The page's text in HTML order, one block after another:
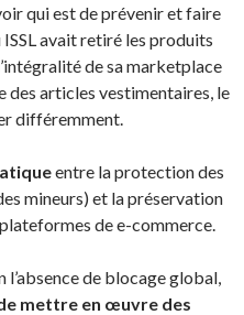
qui est de prévenir et faire
avait retiré les produits
de sa marketplace
des articles vestimentaires, le
différemment.
entre la protection des
mineurs) et la préservation
de e-commerce.
l’absence de blocage global,
mettre en œuvre des